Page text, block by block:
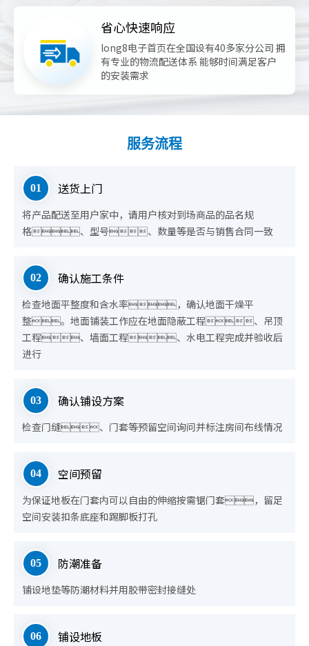
省心快速响应
long8电子首页在全国设有40多家分公司 拥
有专业的物流配送体系 能够时间满足客户
的安装需求
服务流程
01 送货上门
将产品配送至用户家中，请用户核对到场商品的品名规
格、型号、数量等是否与销售合同一致
02 确认施工条件
检查地面平整度和含水率，确认地面干燥平
整。地面铺装工作应在地面隐蔽工程、吊顶
工程、墙面工程、水电工程完成并验收后
进行
03 确认铺设方案
检查门缝、门套等预留空间询问并标注房间布线情况
04 空间预留
为保证地板在门套内可以自由的伸缩按需锯门套，留足
空间安装扣条底座和踢脚板打孔
05 防潮准备
铺设地垫等防潮材料并用胶带密封接缝处
06 铺设地板